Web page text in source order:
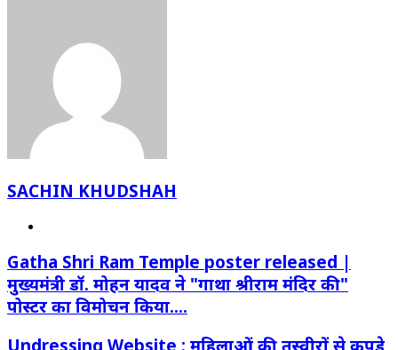
SACHIN KHUDSHAH
Gatha Shri Ram Temple poster released |
मुख्यमंत्री डॉ. मोहन यादव ने "गाथा श्रीराम मंदिर की"
पोस्टर का विमोचन किया….
Undressing Website : महिलाओं की तस्वीरों से कपड़े